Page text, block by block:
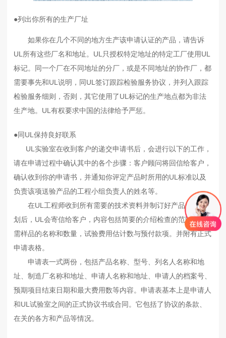
●列出你所有的生产厂址
如果你在几个不同的地方生产该申请认证的产品，请告诉
UL所有这些厂名和地址。UL只授权特定地址的特定工厂使用UL
标记。同一个厂在不同地址的分厂，或是不同地址的协作厂，都
需要事先和UL说明，同UL签订跟踪检验服务协议，并列入跟踪
检验服务细则，否则，其它使用了UL标记的生产地点都为非法
生产地。UL有权要求中国的法律给予严惩。
●同UL保持良好联系
UL实验室在收到客户的递交申请书后，会进行以下的工作，
请在申请过程中确认其中的各个步骤：客户顾问将回信给客户，
确认收到你的申请书，并通知你评定产品时所用的UL标准以及
负责该项送验产品的工程小组负责人的姓名等。
在UL工程师收到所有需要的技术资料并制订好产品检验计
划后，UL会寄信给客户，内容包括简要的介绍检查的范围，所
需样品的名称和数量，试验费用估计数与预付款项。并附有正式
申请表格。
申请表一式两份，包括产品名称、型号、列名人名称和地
址、制造厂名称和地址、申请人名称和地址、申请人的档案号、
预期项目结束日期和最大费用数等内容。申请表基本上是申请人
和UL试验室之间的正式协议书或合同。它包括了协议的条款、
在关的各方和产品等情况。